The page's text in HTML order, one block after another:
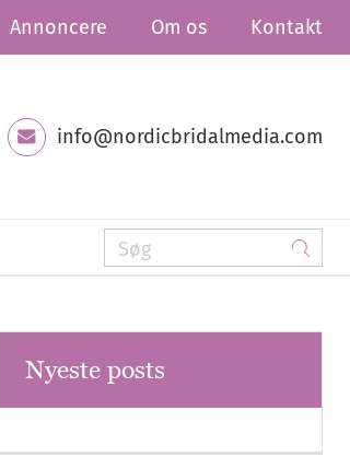
Annoncere Om os Kontakt
info@nordicbridalmedia.com
Nyeste posts